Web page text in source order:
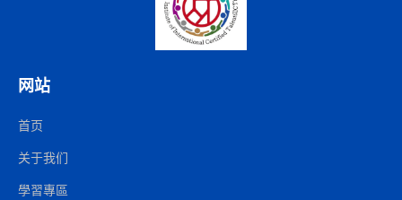
网站
首页
关于我们
學習專區